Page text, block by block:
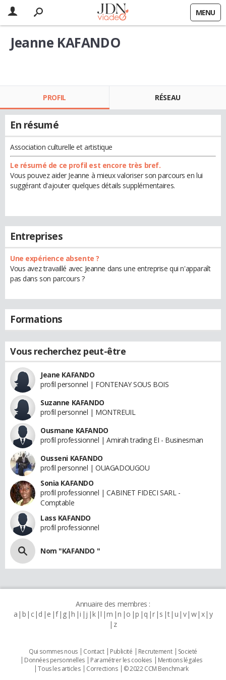
MENU
Jeanne KAFANDO
PROFIL RÉSEAU
En résumé
Association culturelle et artistique
Le résumé de ce profil est encore très bref.
Vous pouvez aider Jeanne à mieux valoriser son parcours en lui
suggérant d'ajouter quelques détails supplémentaires.
Entreprises
Une expérience absente ?
Vous avez travaillé avec Jeanne dans une entreprise qui n'apparaît
pas dans son parcours ?
Formations
Vous recherchez peut-être
Jeane KAFANDO
profil personnel | FONTENAY SOUS BOIS
Suzanne KAFANDO
profil personnel | MONTREUIL
Ousmane KAFANDO
profil professionnel | Amirah trading EI - Businesman
Ousseni KAFANDO
profil personnel | OUAGADOUGOU
Sonia KAFANDO
profil professionnel | CABINET FIDECI SARL -
Comptable
Lass KAFANDO
profil professionnel
Nom "KAFANDO "
Annuaire des membres :
a b c d e f g h i j k l m n o p q r s t u v w x y
z
Qui sommes nous Contact Publicité Recrutement
Societé
Données personnelles
Paramétrer les cookies
Mentions légales
Tous les articles
Corrections © 2022 CCM Benchmark